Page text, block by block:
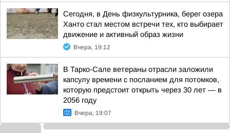
Сегодня, в День физкультурника, берег озера
Ханто стал местом встречи тех, кто выбирает
движение и активный образ жизни
Вчера, 19:12
В Тарко-Сале ветераны отрасли заложили
капсулу времени с посланием для потомков,
которую предстоит открыть через 30 лет — в
2056 году
Вчера, 19:07